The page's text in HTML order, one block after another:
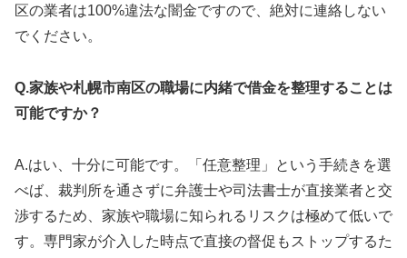
区の業者は100%違法な闇金ですので、絶対に連絡しない
でください。
Q.家族や札幌市南区の職場に内緒で借金を整理することは
可能ですか？
A.はい、十分に可能です。「任意整理」という手続きを選
べば、裁判所を通さずに弁護士や司法書士が直接業者と交
渉するため、家族や職場に知られるリスクは極めて低いで
す。専門家が介入した時点で直接の督促もストップするた